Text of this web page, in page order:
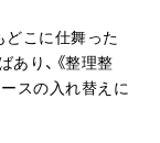
どこに仕舞った
り、《整理整
スの入れ替えに